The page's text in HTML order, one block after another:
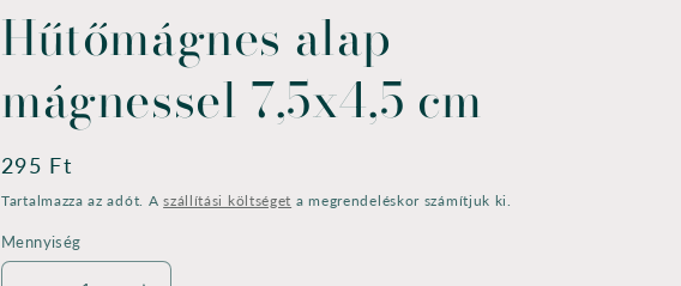
Hűtőmágnes alap
mágnessel 7,5x4,5 cm
Normál
ár
295 Ft
Tartalmazza az adót. Aszállítási költséget a megrendeléskor számítjuk ki.
Mennyiség